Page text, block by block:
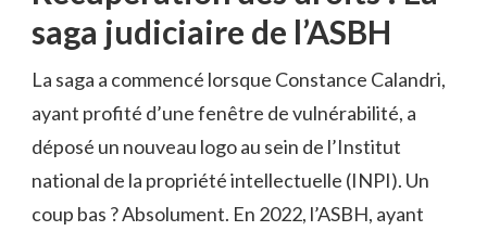
saga judiciaire de l’ASBH
La saga a commencé lorsque Constance Calandri,
ayant profité d’une fenêtre de vulnérabilité, a
déposé un nouveau logo au sein de l’Institut
national de la propriété intellectuelle (INPI). Un
coup bas ? Absolument. En 2022, l’ASBH, ayant